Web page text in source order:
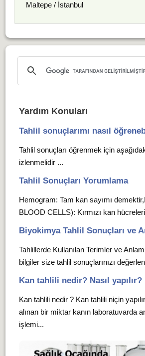
Maltepe / İstanbul
Yardım Konuları
Tahlil sonuçlarımı nasıl
Tahlil sonuçları öğrenmek için
izlenmelidir ...
Tahlil Sonuçları Yorumlama
Hemogram: Tam kan sayımı
BLOOD CELLS): Kırmızı kan
Biyokimya Tahlil Sonuçları ve
Tahlillerde Kullanılan Terimler ve
bilgiler size tahlil sonuçlarınızı
Kan tahlili nedir? Nasıl yapılır?
Kan tahlili nedir ? Kan tahlili niçin
alınan bir miktar kanın laboratuvarda
işlemi...